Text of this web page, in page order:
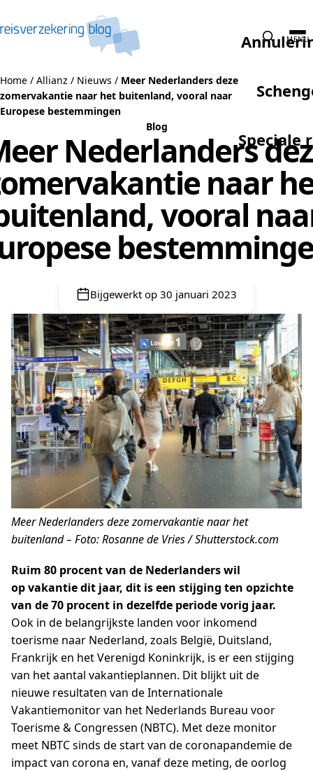
Speciale
MENU
Home / Allianz / Nieuws / Meer Nederlanders deze
zomervakantie naar het buitenland, vooral naar
Europese bestemmingen
Blog
Nederlanders
naar
vooral
Bijgewerkt op 30 januari 2023
Meer Nederlanders deze zomervakantie naar het
buitenland – Foto: Rosanne de Vries / Shutterstock.com
Ruim 80 procent van de Nederlanders wil
op vakantie dit jaar, dit is een stijging ten opzichte
van de 70 procent in dezelfde periode vorig jaar.
Ook in de belangrijkste landen voor inkomend
toerisme naar Nederland, zoals België, Duitsland,
Frankrijk en het Verenigd Koninkrijk, is er een stijging
van het aantal vakantieplannen. Dit blijkt uit de
nieuwe resultaten van de Internationale
Vakantiemonitor van het Nederlands Bureau voor
Toerisme & Congressen (NBTC). Met deze monitor
meet NBTC sinds de start van de coronapandemie de
impact van corona en, vanaf deze meting, de oorlog